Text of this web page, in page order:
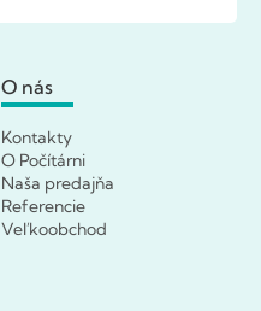
O nás
Kontakty
O Počítárni
Naša predajňa
Referencie
Veľkoobchod